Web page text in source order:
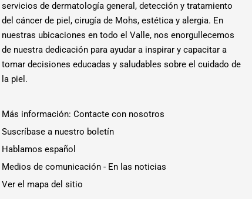
servicios de dermatología general, detección y tratamiento
del cáncer de piel, cirugía de Mohs, estética y alergia. En
nuestras ubicaciones en todo el Valle, nos enorgullecemos
de nuestra dedicación para ayudar a inspirar y capacitar a
tomar decisiones educadas y saludables sobre el cuidado de
la piel.
Más información: Contacte con nosotros
Suscríbase a nuestro boletín
Hablamos español
Medios de comunicación - En las noticias
Ver el mapa del sitio